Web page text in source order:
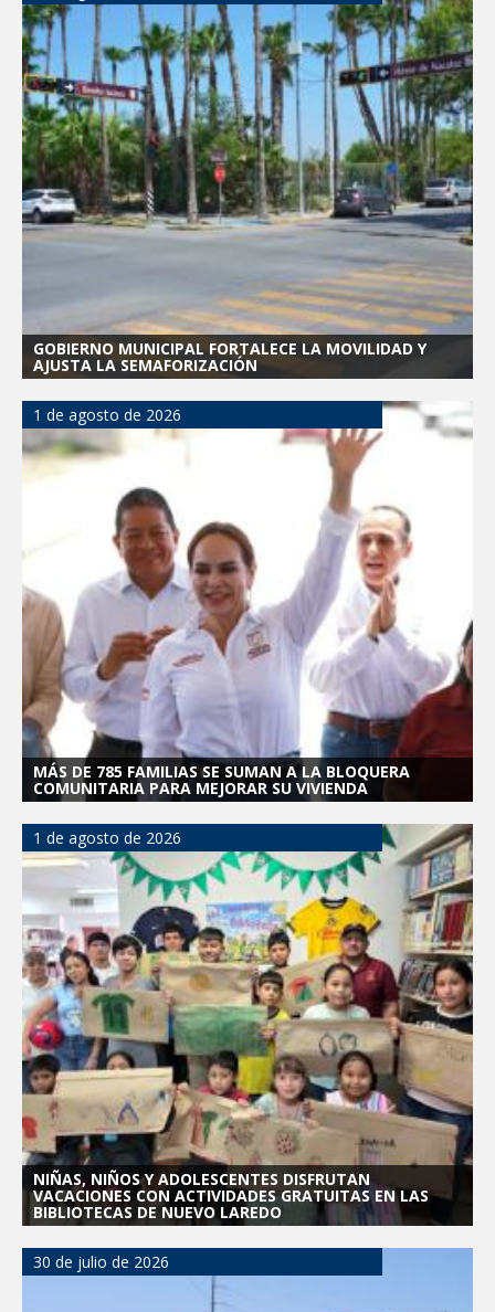
GOBIERNO MUNICIPAL FORTALECE LA MOVILIDAD Y
AJUSTA LA SEMAFORIZACIÓN
1 de agosto de 2026
MÁS DE 785 FAMILIAS SE SUMAN A LA BLOQUERA
COMUNITARIA PARA MEJORAR SU VIVIENDA
1 de agosto de 2026
NIÑAS, NIÑOS Y ADOLESCENTES DISFRUTAN
VACACIONES CON ACTIVIDADES GRATUITAS EN LAS
BIBLIOTECAS DE NUEVO LAREDO
30 de julio de 2026